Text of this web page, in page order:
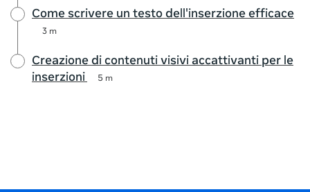
Come scrivere un testo dell'inserzione efficace
3 m
Creazione di contenuti visivi accattivanti per le
inserzioni
5 m